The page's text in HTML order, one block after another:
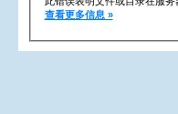
查看更多信息 »